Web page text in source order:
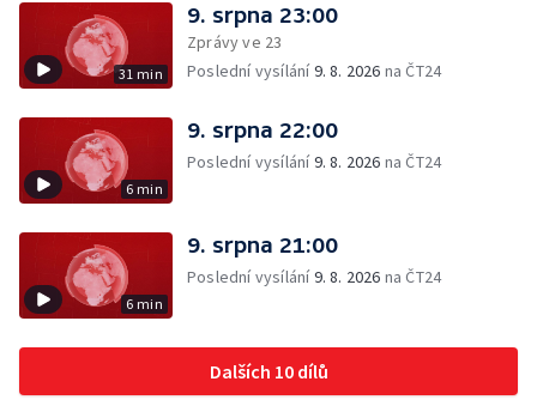
31 min
9. srpna 23:00
Zprávy ve 23
Poslední vysílání9. 8. 2026 na ČT24
6 min
9. srpna 22:00
Poslední vysílání9. 8. 2026 na ČT24
6 min
9. srpna 21:00
Poslední vysílání9. 8. 2026 na ČT24
Dalších 10 dílů